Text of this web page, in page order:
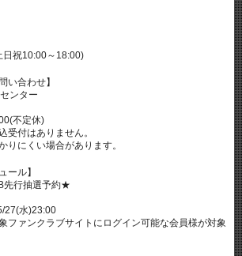
祝10:00～18:00)
い合わせ】
ンター
不定休)
付はありません。
にくい場合があります。
ール】
先行抽選予約★
27(水)23:00
ファンクラブサイトにログイン可能な会員様が対象